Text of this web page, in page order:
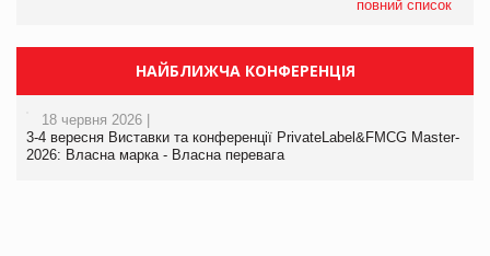
повний список
НАЙБЛИЖЧА КОНФЕРЕНЦІЯ
18 червня 2026 |
3-4 вересня Виставки та конференції PrivateLabel&FMCG Master-
2026: Власна марка - Власна перевага